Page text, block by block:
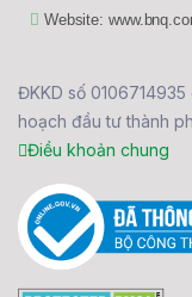
Website:
ĐKKD số
hoạch đầu tư thành
Điều khoản chung